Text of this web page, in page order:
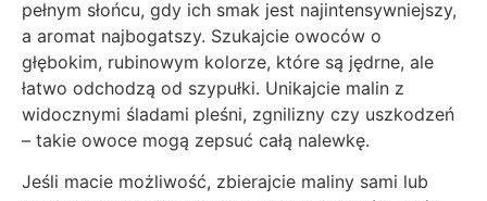
pełnym słońcu, gdy ich smak jest najintensywniejszy,
a aromat najbogatszy. Szukajcie owoców o
głębokim, rubinowym kolorze, które są jędrne, ale
łatwo odchodzą od szypułki. Unikajcie malin z
widocznymi śladami pleśni, zgnilizny czy uszkodzeń
– takie owoce mogą zepsuć całą nalewkę.
Jeśli macie możliwość, zbierajcie maliny sami lub